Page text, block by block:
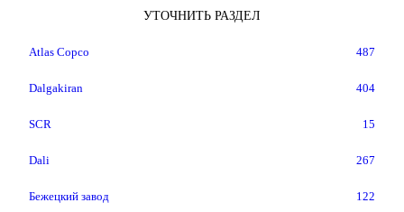
УТОЧНИТЬ РАЗДЕЛ
Atlas Copco 487
Dalgakiran 404
SCR 15
Dali 267
Бежецкий завод 122